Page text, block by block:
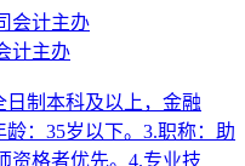
计主办
制本科及以上，金融
：35岁以下。3.职称：助
资格者优先。4.专业技